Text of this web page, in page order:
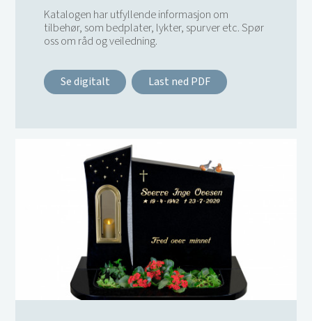
Katalogen har utfyllende informasjon om
tilbehør, som bedplater, lykter, spurver etc. Spør
oss om råd og veiledning.
Se digitalt Last ned PDF